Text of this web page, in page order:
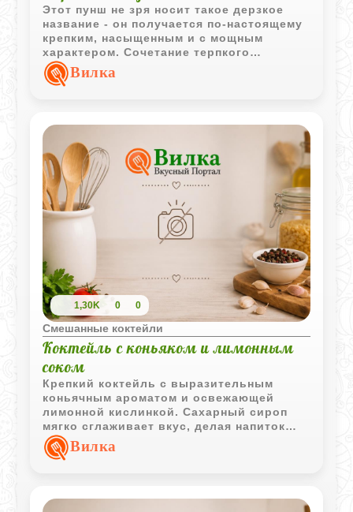
Этот пунш не зря носит такое дерзкое
название - он получается по-настоящему
крепким, насыщенным и с мощным
характером. Сочетание терпкого
красного вина, крепкого чая и рома
создает глубокую, согревающую базу, а
свежестью. Рецепт идеально подходит
для большой и шумной компании в
прохладный вечер. Готовится все
довольно просто, главное правило - не
давать винной основе кипеть. Фишка
рецепта в том, что ром наливается в
самом конце прямо в чашки, так алкоголь
не выпаривается, а его аромат
раскрывается на все сто процентов.
Вилка
1,30K 0 0
Смешанные коктейли
Коктейль с коньяком и лимонным
соком
Крепкий коктейль с выразительным
коньячным ароматом и освежающей
лимонной кислинкой. Сахарный сироп
мягко сглаживает вкус, делая напиток
более гармоничным и приятным в
охлажденной подаче.
Вилка